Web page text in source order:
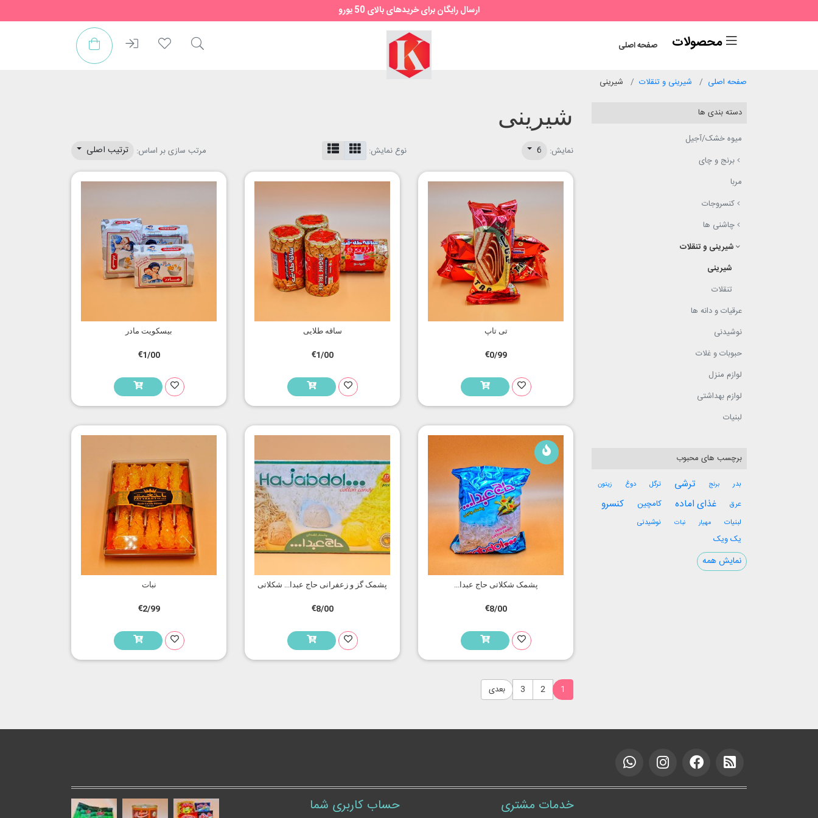
ارسال رایگان برای خریدهای بالای 50 یورو
محصولات صفحه اصلی
صفحه اصلی
شیرینی و تنقلات شیرینی
دسته بندی ها
میوه خشک/آجیل
برنج‌ و چای
مربا
کنسروجات
چاشنی ها
شیرینی و تنقلات
شیرینی
تنقلات
عرقیات و دانه ها
نوشیدنی
حبوبات و غلات
لوازم منزل
لوازم بهداشتی
لبنیات
برچسب های محبوب
بدر برنج ترشی ترگل دوغ زیتون
عرق غذای اماده کامچین کنسرو
لبنیات مهیار نبات نوشیدنی
یک ویک
نمایش همه
شیرینی
نمایش: 6 نوع نمایش: مرتب سازی بر اساس: ترتیب اصلی
تی تاپ
€0/99
ساقه طلایی
€1/00
بیسکویت مادر
€1/00
پشمک شکلاتی حاج عبدا...
€8/00
پشمک گز و زعفرانی حاج عبدا... شکلاتی
€8/00
نبات
€2/99
1
2
3 بعدی
خدمات مشتری حساب کاربری شما